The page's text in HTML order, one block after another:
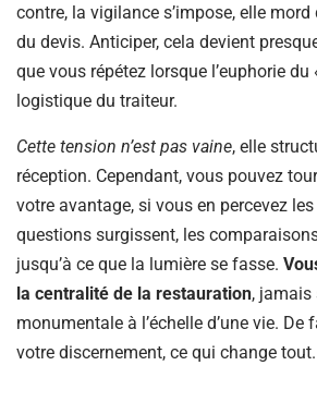
contre, la vigilance s’impose, elle
du devis. Anticiper, cela devient
que vous répétez lorsque l’euphorie du
logistique du traiteur.
Cette tension n’est pas vaine, elle
réception. Cependant, vous pouvez
votre avantage, si vous en percevez
questions surgissent, les
jusqu’à ce que la lumière se fasse.
la centralité de la restauration, jamais
monumentale à l’échelle d’une vie.
votre discernement, ce qui change tout.